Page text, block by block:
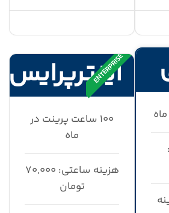
ENTERPRISE
اینترپرایس
۱۰۰ ساعت پرینت در
ماه
هزینه ساعتی: ۷۰,۰۰۰
تومان